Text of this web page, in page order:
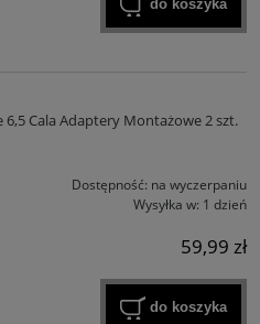
do koszyka
6,5 Cala Adaptery Montażowe 2 szt.
Dostępność: na wyczerpaniu
Wysyłka w: 1 dzień
59,99 zł
do koszyka